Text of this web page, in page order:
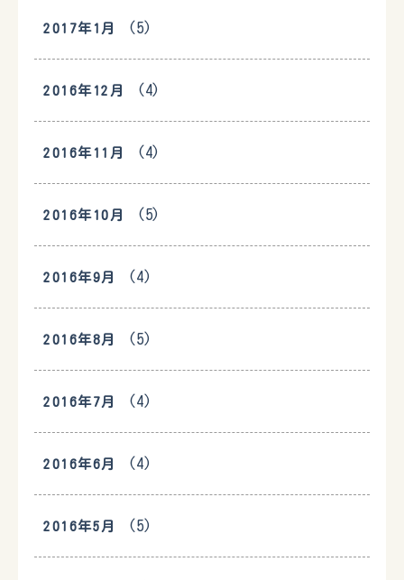
2017年1月 (5)
2016年12月 (4)
2016年11月 (4)
2016年10月 (5)
2016年9月 (4)
2016年8月 (5)
2016年7月 (4)
2016年6月 (4)
2016年5月 (5)